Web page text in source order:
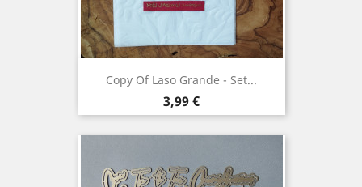
Copy Of Laso Grande - Set...
Precio
3,99 €